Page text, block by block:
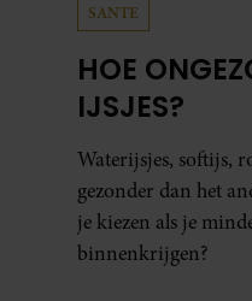
SANTE
HOE
IJSJES?
Waterijsjes, softijs,
gezonder dan het
je kiezen als je
binnenkrijgen?